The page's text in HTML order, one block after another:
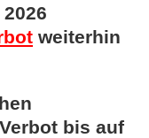
weiterhin
bis auf